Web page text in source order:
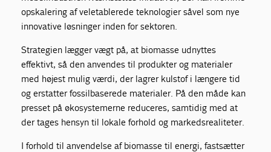
opskalering af veletablerede teknologier såvel som nye
innovative løsninger inden for sektoren.
Strategien lægger vægt på, at biomasse udnyttes
effektivt, så den anvendes til produkter og materialer
med højest mulig værdi, der lagrer kulstof i længere tid
og erstatter fossilbaserede materialer. På den måde kan
presset på økosystemerne reduceres, samtidig med at
der tages hensyn til lokale forhold og markedsrealiteter.
I forhold til anvendelse af biomasse til energi, fastsætter